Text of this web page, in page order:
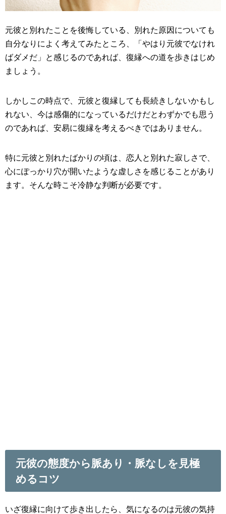
元彼と別れたことを後悔している、別れた原因についても
自分なりによく考えてみたところ、「やはり元彼でなけれ
ばダメだ」と感じるのであれば、復縁への道を歩きはじめ
ましょう。
しかしこの時点で、元彼と復縁しても長続きしないかもし
れない、今は感傷的になっているだけだとわずかでも思う
のであれば、安易に復縁を考えるべきではありません。
特に元彼と別れたばかりの頃は、恋人と別れた寂しさで、
心にぽっかり穴が開いたような虚しさを感じることがあり
ます。そんな時こそ冷静な判断が必要です。
元彼の態度から脈あり・脈なしを見極
めるコツ
いざ復縁に向けて歩き出したら、気になるのは元彼の気持